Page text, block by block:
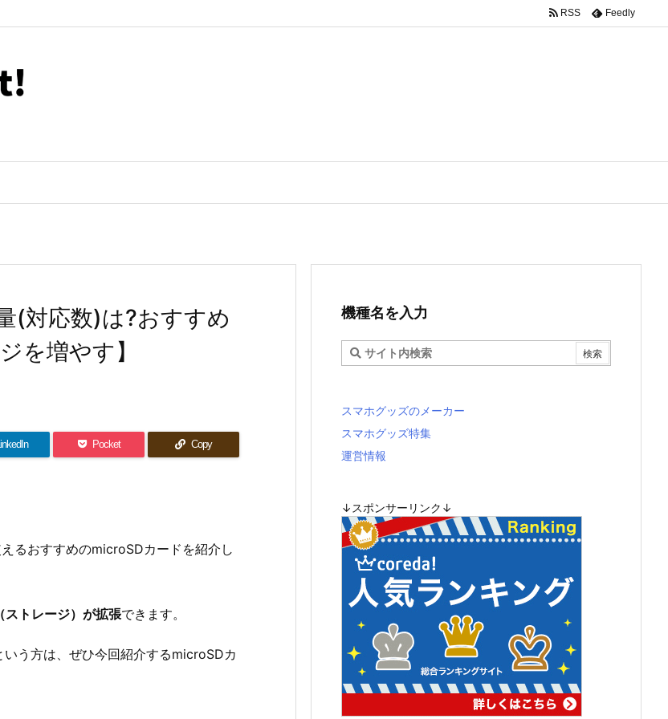
RSS Feedly
(対応数)は?おすすめ
を増やす】
Pocket Copy
るおすすめのmicroSDカードを紹介し
ストレージ）が拡張できます。
う方は、ぜひ今回紹介するmicroSDカ
機種名を入力
スマホグッズのメーカー
スマホグッズ特集
運営情報
↓スポンサーリンク↓